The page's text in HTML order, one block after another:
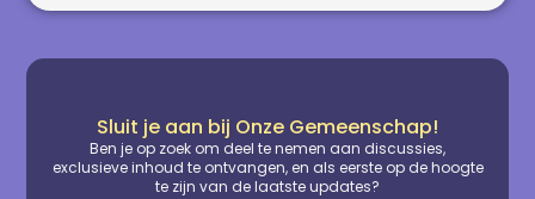
Sluit je aan bij Onze Gemeenschap!
Ben je op zoek om deel te nemen aan discussies,
exclusieve inhoud te ontvangen, en als eerste op de hoogte
te zijn van de laatste updates?